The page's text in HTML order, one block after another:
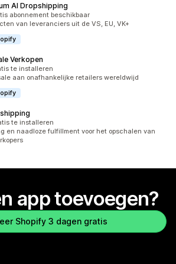
AI Dropshipping
totaal
abonnement beschikbaar
van leveranciers uit de VS, EU, VK+
Verkopen
totaal
te installeren
aan onafhankelijke retailers wereldwijd
totaal
te installeren
en naadloze fulfillment voor het opschalen van
app toevoegen?
Shopify 3 dagen gratis